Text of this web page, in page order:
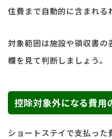
住費まで自動的に含まれる
対象範囲は施設や領収書
欄を見て判断しましょう。
控除対象外になる費用
ショートステイで支払っ